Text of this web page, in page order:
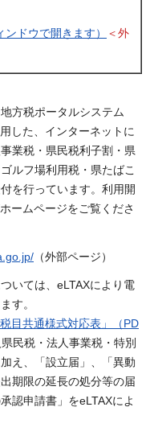
ドウで開きます）
＜外
方税ポータルシステム
した、インターネットに
業税・県民税利子割・県
ルフ場利用税・県たばこ
を行っています。利用開
ームページをご覧くださ
（外部ページ）
いては、eLTAXにより電
す。
税目共通様式対応表」（PD
民税・法人事業税・特別
え、「設立届」、「異動
期限の延長の処分等の届
認申請書」をeLTAXによ